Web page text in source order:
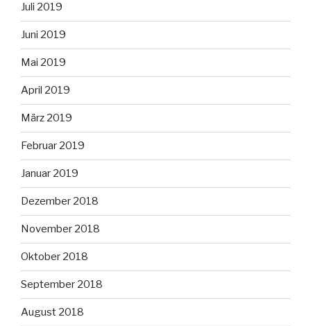
Juli 2019
Juni 2019
Mai 2019
April 2019
März 2019
Februar 2019
Januar 2019
Dezember 2018
November 2018
Oktober 2018
September 2018
August 2018